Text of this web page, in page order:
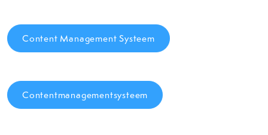
Content Management Systeem
Contentmanagementsysteem